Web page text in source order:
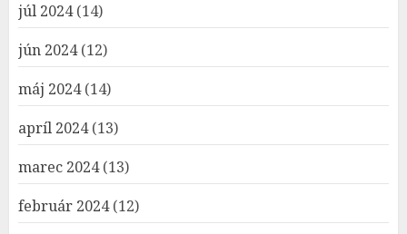
júl 2024(14)
jún 2024(12)
máj 2024(14)
apríl 2024(13)
marec 2024(13)
február 2024(12)